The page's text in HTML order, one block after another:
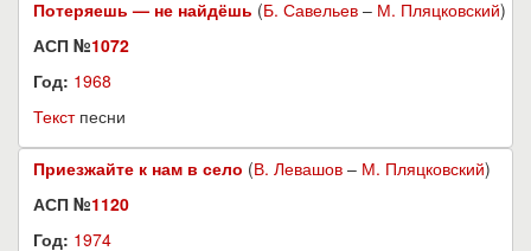
Потеряешь — не найдёшь (Б. Савельев – М. Пляцковский)
АСП №1072
Год: 1968
Текстпесни
Приезжайте к нам в село (В. Левашов – М. Пляцковский)
АСП №1120
Год: 1974